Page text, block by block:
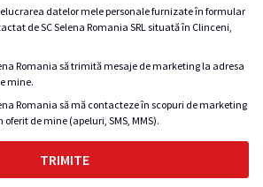
datelor mele personale furnizate în formular
de SC Selena Romania SRL situată în Clinceni,
Romania să trimită mesaje de marketing la adresa
mine.
Romania să mă contacteze în scopuri de marketing
de mine (apeluri, SMS, MMS).